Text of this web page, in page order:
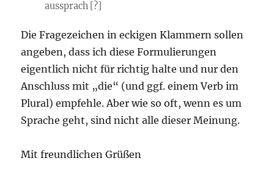
aussprach [?]
Die Fragezeichen in eckigen Klammern sollen
angeben, dass ich diese Formulierungen
eigentlich nicht für richtig halte und nur den
Anschluss mit „die“ (und ggf. einem Verb im
Plural) empfehle. Aber wie so oft, wenn es um
Sprache geht, sind nicht alle dieser Meinung.
Mit freundlichen Grüßen